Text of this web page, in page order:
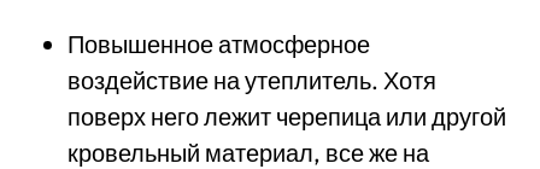
Повышенное атмосферное
воздействие на утеплитель. Хотя
поверх него лежит черепица или другой
кровельный материал, все же на